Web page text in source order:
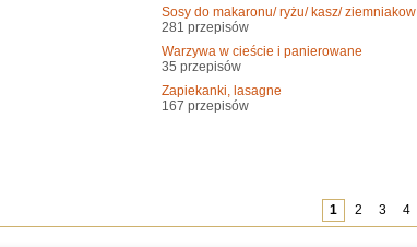
Sosy do makaronu/ ryżu/ kasz/ ziemniakow
281 przepisów
Warzywa w cieście i panierowane
35 przepisów
Zapiekanki, lasagne
167 przepisów
1 2 3 4